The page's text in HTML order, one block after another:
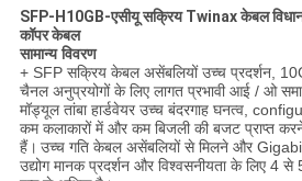
गोपनीयता
नीति
SFP-H10GB-एसीयू सक्रिय Twinax केबल
कॉपर केबल
सामान्य विवरण
+ SFP सक्रिय केबल असेंबलियों उच्च प्रदर्शन,
चैनल अनुप्रयोगों के लिए लागत प्रभावी आई / ओ
मॉड्यूल तांबा हार्डवेयर उच्च बंदरगाह घनत्व,
कम कलाकारों में और कम बिजली की बजट प्राप्त करने
हैं। उच्च गति केबल असेंबलियों से मिलने और
उद्योग मानक प्रदर्शन और विश्वसनीयता के लिए